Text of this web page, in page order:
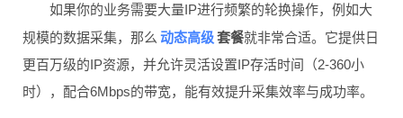
如果你的业务需要大量IP进行频繁的轮换操作，例如大
规模的数据采集，那么 动态高级套餐就非常合适。它提供日
更百万级的IP资源，并允许灵活设置IP存活时间（2-360小
时），配合6Mbps的带宽，能有效提升采集效率与成功率。